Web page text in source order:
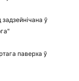
ў
паверха ў